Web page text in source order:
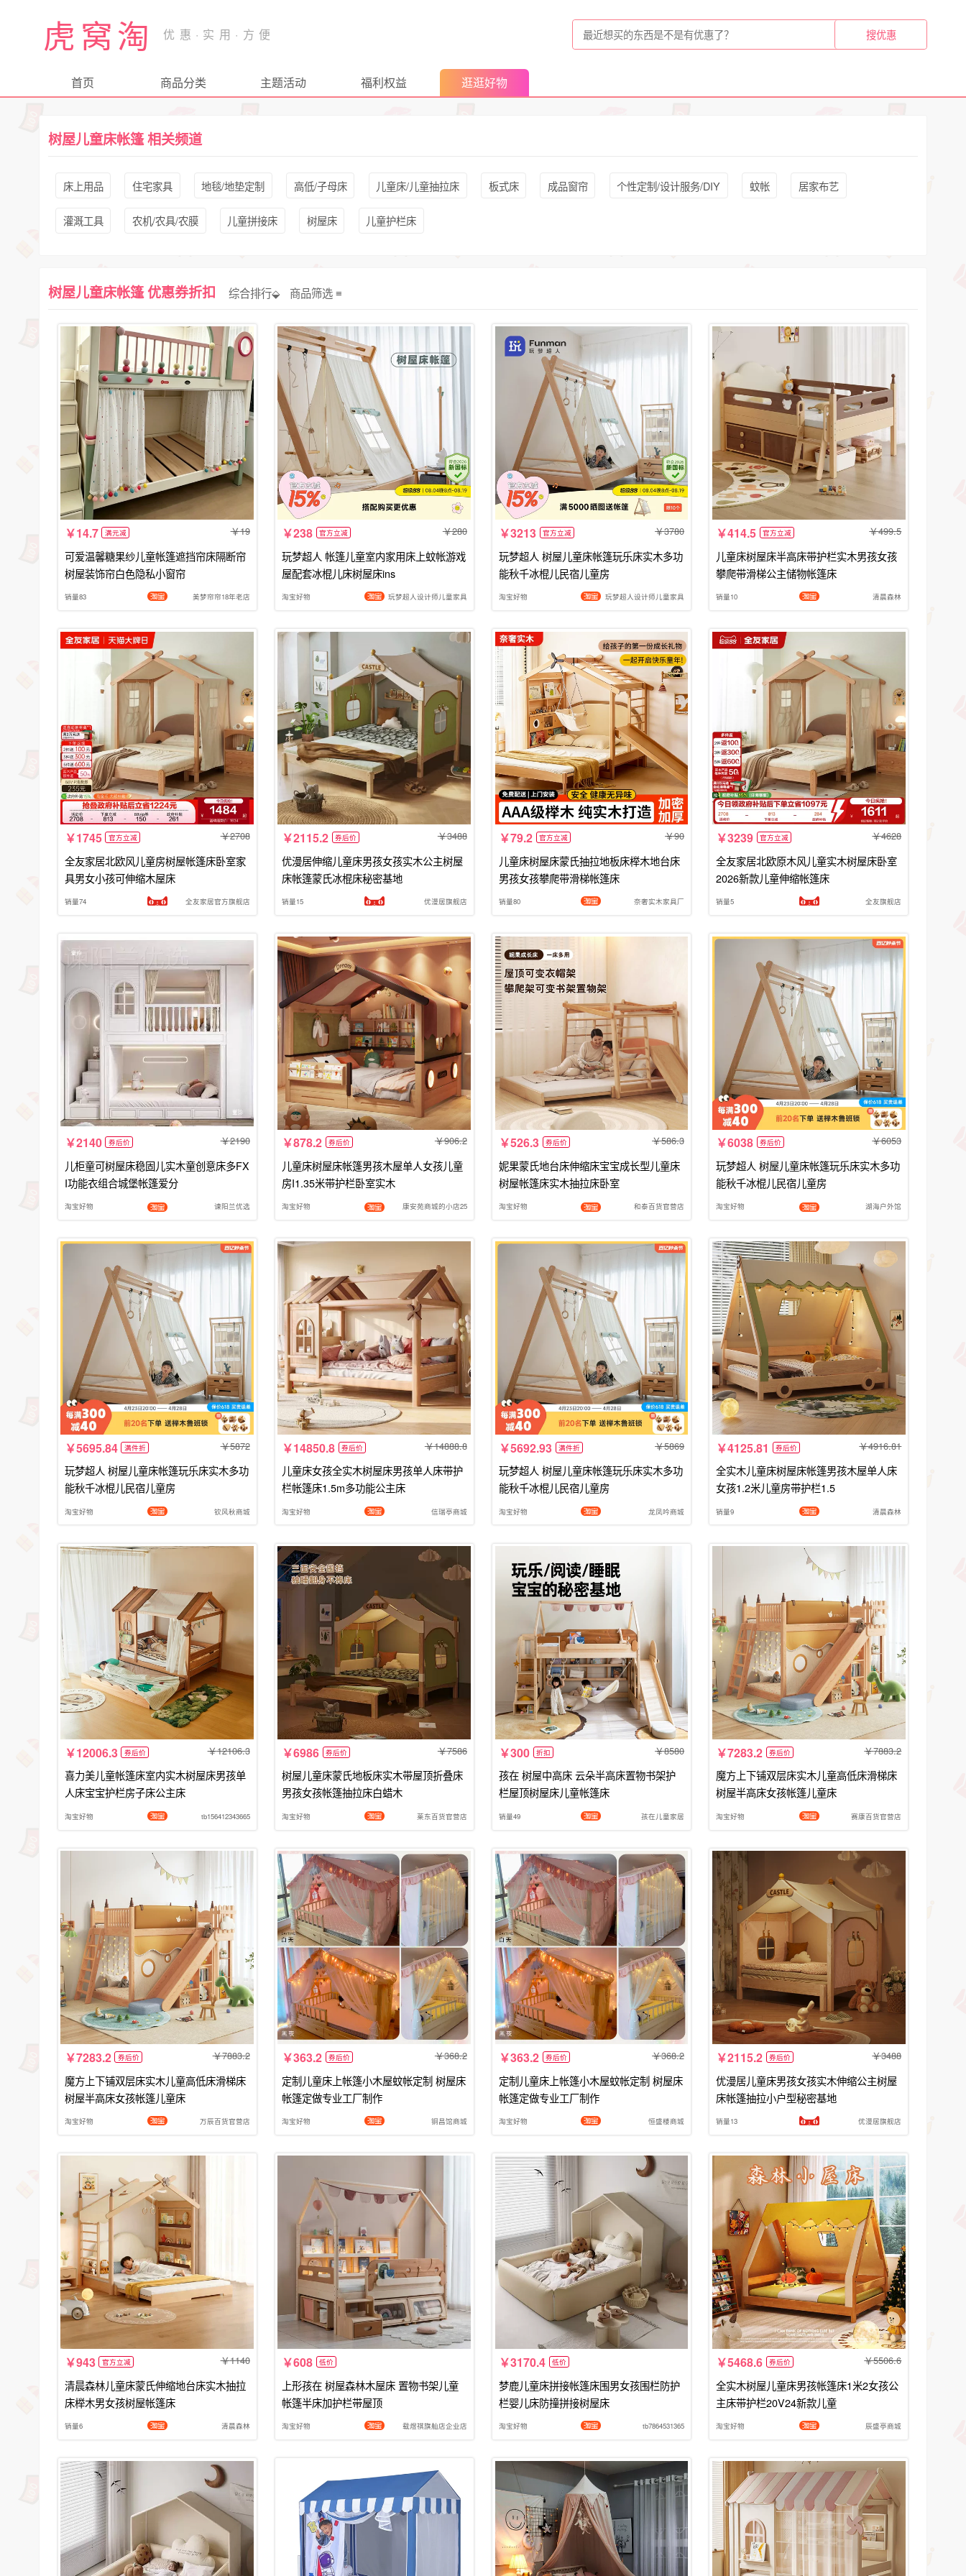
虎窝淘
首页 商品分类 主题活动 福利权益 逛逛好物
树屋儿童床帐篷 相关频道
床上用品 住宅家具 地毯/地垫定制 高低/子母床 儿童床/儿童抽拉床 板式床 成品窗帘 个性定制/设计服务/DIY 蚊帐 居家布艺
灌溉工具 农机/农具/农膜 儿童拼接床 树屋床 儿童护栏床
树屋儿童床帐篷 优惠券折扣 综合排行⬙ 商品筛选
14.7 满元减 19
可爱温馨糖果纱儿童帐篷遮挡帘床隔断帘
树屋装饰帘白色隐私小窗帘
销量83 美梦帘帘18年老店
238 官方立减 280
玩梦超人 帐篷儿童室内家用床上蚊帐游戏
屋配套冰棍儿床树屋床ins
淘宝好物 玩梦超人设计师儿童家具
3213 官方立减 3780
玩梦超人 树屋儿童床帐篷玩乐床实木多功
能秋千冰棍儿民宿儿童房
淘宝好物 玩梦超人设计师儿童家具
414.5 官方立减 499.5
儿童床树屋床半高床带护栏实木男孩女孩
攀爬带滑梯公主储物帐篷床
销量10 清晨森林
1745 官方立减 2708
全友家居北欧风儿童房树屋帐篷床卧室家
具男女小孩可伸缩木屋床
销量74 全友家居官方旗舰店
2115.2 券后价 3488
优漫居伸缩儿童床男孩女孩实木公主树屋
床帐篷蒙氏冰棍床秘密基地
销量15 优漫居旗舰店
79.2 官方立减 90
儿童床树屋床蒙氏抽拉地板床榉木地台床
男孩女孩攀爬带滑梯帐篷床
销量80 奈奢实木家具厂
3239 官方立减 4628
全友家居北欧原木风儿童实木树屋床卧室
2026新款儿童伸缩帐篷床
销量5 全友旗舰店
2140 券后价 2190
儿柜童可树屋床稳固儿实木童创意床多FX
I功能衣组合城堡帐篷爱分
淘宝好物 谏阳兰优选
878.2 券后价 906.2
儿童床树屋床帐篷男孩木屋单人女孩儿童
房I1.35米带护栏卧室实木
淘宝好物 康安苑商城的小店25
526.3 券后价 586.3
妮果蒙氏地台床伸缩床宝宝成长型儿童床
树屋帐篷床实木抽拉床卧室
淘宝好物 和泰百货官营店
6038 券后价 6053
玩梦超人 树屋儿童床帐篷玩乐床实木多功
能秋千冰棍儿民宿儿童房
淘宝好物 湖海户外馆
5695.84 满件折 5872
玩梦超人 树屋儿童床帐篷玩乐床实木多功
能秋千冰棍儿民宿儿童房
淘宝好物 钦风秋商城
14850.8 券后价 14888.8
儿童床女孩全实木树屋床男孩单人床带护
栏帐篷床1.5m多功能公主床
淘宝好物 信瑞亭商城
5692.93 满件折 5869
玩梦超人 树屋儿童床帐篷玩乐床实木多功
能秋千冰棍儿民宿儿童房
淘宝好物 龙凤吟商城
4125.81 券后价 4916.81
全实木儿童床树屋床帐篷男孩木屋单人床
女孩1.2米儿童房带护栏1.5
销量9 清晨森林
12006.3 券后价 12106.3
喜力美儿童帐篷床室内实木树屋床男孩单
人床宝宝护栏房子床公主床
淘宝好物 tb156412343665
6986 券后价 7586
树屋儿童床蒙氏地板床实木带屋顶折叠床
男孩女孩帐篷抽拉床白蜡木
淘宝好物 莱东百货官营店
300 折扣 8580
孩在 树屋中高床 云朵半高床置物书架护
栏屋顶树屋床儿童帐篷床
销量49 孩在儿童家居
7283.2 券后价 7883.2
魔方上下铺双层床实木儿童高低床滑梯床
树屋半高床女孩帐篷儿童床
淘宝好物 赛康百货官营店
7283.2 券后价 7883.2
魔方上下铺双层床实木儿童高低床滑梯床
树屋半高床女孩帐篷儿童床
淘宝好物 万辰百货官营店
363.2 券后价 368.2
定制儿童床上帐篷小木屋蚊帐定制 树屋床
帐篷定做专业工厂制作
淘宝好物 铜昌馆商城
363.2 券后价 368.2
定制儿童床上帐篷小木屋蚊帐定制 树屋床
帐篷定做专业工厂制作
淘宝好物 恒盛楼商城
2115.2 券后价 3488
优漫居儿童床男孩女孩实木伸缩公主树屋
床帐篷抽拉小户型秘密基地
销量13 优漫居旗舰店
943 官方立减 1140
清晨森林儿童床蒙氏伸缩地台床实木抽拉
床榉木男女孩树屋帐篷床
销量6 清晨森林
608 低价
上形孩在 树屋森林木屋床 置物书架儿童
帐篷半床加护栏带屋顶
淘宝好物 载煜祺旗舢店企业店
3170.4 低价
梦鹿儿童床拼接帐篷床围男女孩围栏防护
栏婴儿床防撞拼接树屋床
淘宝好物 tb7864531365
5468.6 券后价 5506.6
全实木树屋儿童床男孩帐篷床1米2女孩公
主床带护栏20V24新款儿童
淘宝好物 辰盛亭商城